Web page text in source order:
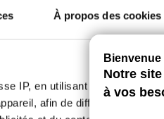
À propos des cookies
IP, en utilisant des
afin de diffuser des